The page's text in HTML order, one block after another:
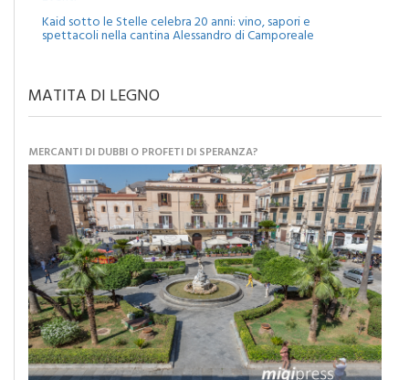
Kaid sotto le Stelle celebra 20 anni: vino, sapori e
spettacoli nella cantina Alessandro di Camporeale
MATITA DI LEGNO
MERCANTI DI DUBBI O PROFETI DI SPERANZA?